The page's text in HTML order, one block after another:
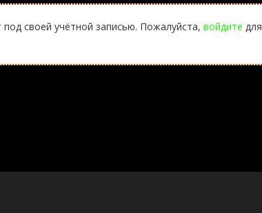
своей учётной записью. Пожалуйста,войдитедля